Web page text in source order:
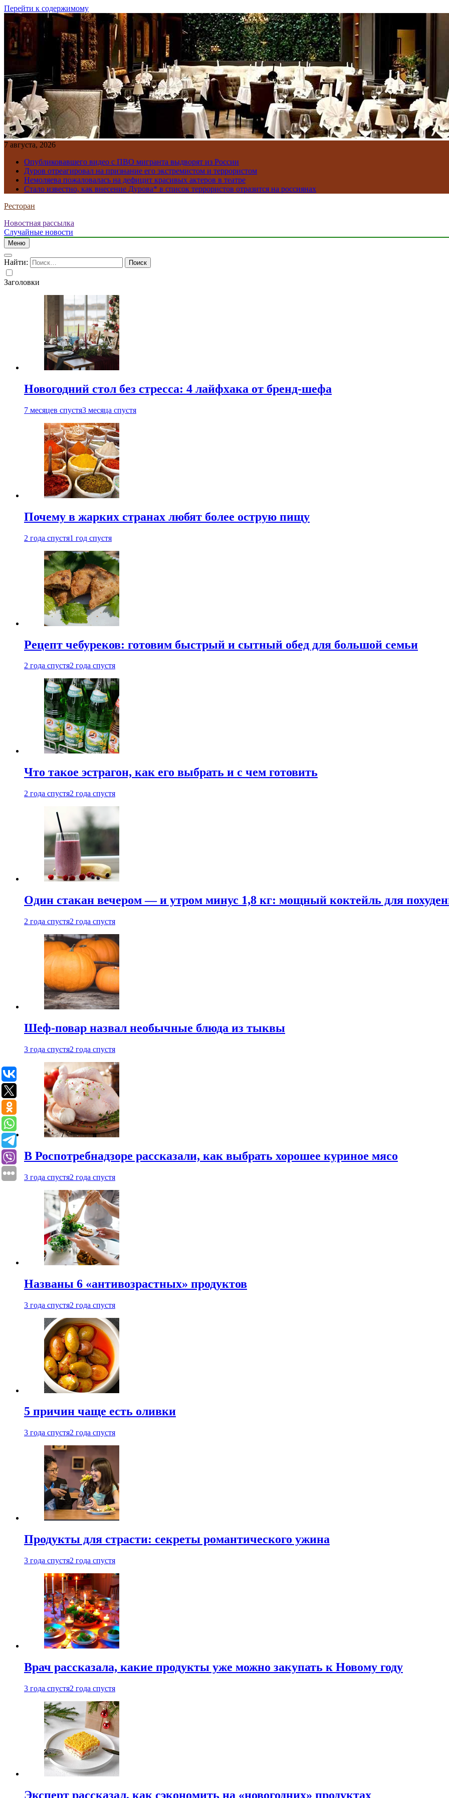
Перейти к содержимому
7 августа, 2026
Опубликовавшего видео с ПВО мигранта выдворят из России
Дуров отреагировал на признание его экстремистом и террористом
Немоляева пожаловалась на дефицит красивых актеров в театре
Стало известно, как внесение Дурова* в список террористов отразится на россиянах
Ресторан
Новостная рассылка
Случайные новости
Меню
Найти:
Заголовки
Новогодний стол без стресса: 4 лайфхака от бренд-шефа
7 месяцев спустя3 месяца спустя
Почему в жарких странах любят более острую пищу
2 года спустя1 год спустя
Рецепт чебуреков: готовим быстрый и сытный обед для большой семьи
2 года спустя2 года спустя
Что такое эстрагон, как его выбрать и с чем готовить
2 года спустя2 года спустя
Один стакан вечером — и утром минус 1,8 кг: мощный коктейль для
2 года спустя2 года спустя
Шеф-повар назвал необычные блюда из тыквы
3 года спустя2 года спустя
В Роспотребнадзоре рассказали, как выбрать хорошее куриное мясо
3 года спустя2 года спустя
Названы 6 «антивозрастных» продуктов
3 года спустя2 года спустя
5 причин чаще есть оливки
3 года спустя2 года спустя
Продукты для страсти: секреты романтического ужина
3 года спустя2 года спустя
Врач рассказала, какие продукты уже можно закупать к Новому году
3 года спустя2 года спустя
Эксперт рассказал, как сэкономить на «новогодних» продуктах